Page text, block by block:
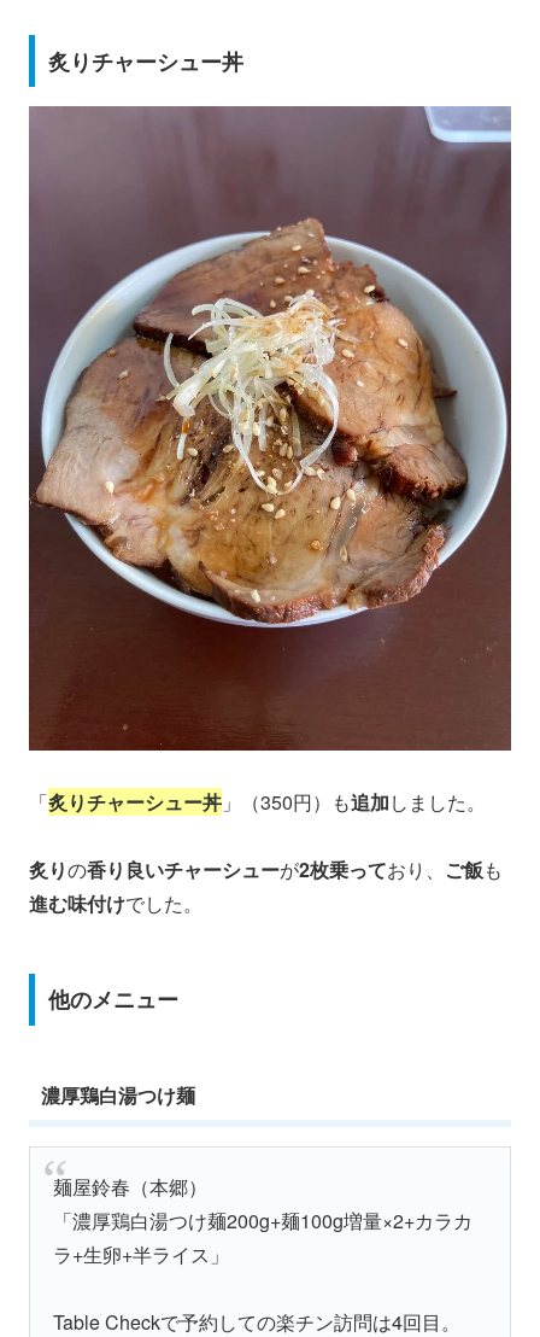
炙りチャーシュー丼
「炙りチャーシュー丼 」（350円）も追加しました。
炙りの香り良いチャーシューが2枚乗っており、 ご飯も
進む味付けでした。
他のメニュー
濃厚鶏白湯つけ麺
麺屋鈴春（本郷）
「濃厚鶏白湯つけ麺200g+麺100g増量×2+カラカ
ラ+生卵+半ライス」
Table Checkで予約しての楽チン訪問は4回目。